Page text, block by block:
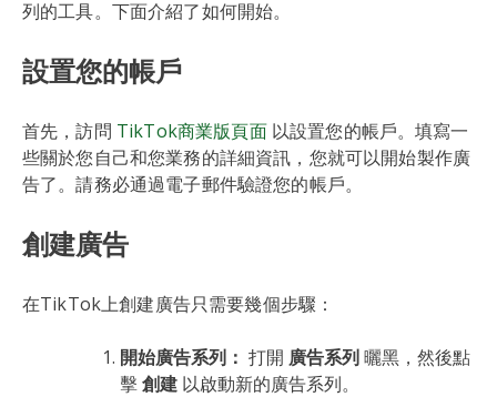
列的工具。下面介紹了如何開始。
設置您的帳戶
首先，訪問 TikTok商業版頁面以設置您的帳戶。填寫一
些關於您自己和您業務的詳細資訊，您就可以開始製作廣
告了。請務必通過電子郵件驗證您的帳戶。
創建廣告
在TikTok上創建廣告只需要幾個步驟：
開始廣告系列： 打開 廣告系列曬黑，然後點
擊創建 以啟動新的廣告系列。